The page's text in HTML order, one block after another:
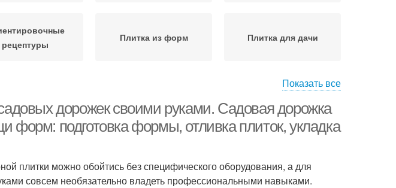
рецептуры
Плитка из форм Плитка для дачи
Показать все
дорожек своими руками. Садовая дорожка
форм: подготовка формы, отливка плиток, укладка
плитки можно обойтись без специфического оборудования, а для
совсем необязательно владеть профессиональными навыками.